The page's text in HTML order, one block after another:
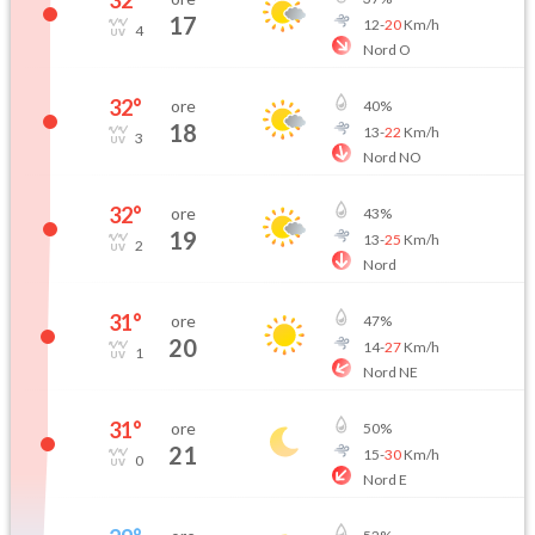
4 17
12-20Km/h
Nord O
32°
3
ore
18
40%
13-22 Km/h
Nord NO
32°
2
ore
19
43%
13-25 Km/h
Nord
31°
1
ore
20
47%
14-27Km/h
Nord NE
31°
0
ore
21
50%
15-30Km/h
Nord E